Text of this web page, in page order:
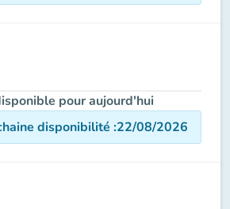
pour aujourd'hui
disponibilité :22/08/2026